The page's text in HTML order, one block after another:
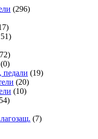
(296)
(0)
педали (19)
(20)
(10)
(7)